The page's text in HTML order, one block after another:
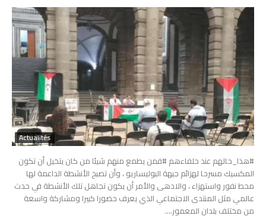
Actualités
#هذا_حالهم عند حلفاءهم #فمن يطمع منهم شيئا من كان يتخيل أن تكون
المكسيك مسرحا لهزائم جبهة البوليساريو ، وأن تصبح الأنشطة الداعمة لها
محط نفور واستهزاء ، والادهى والأمر أن يكون تجاهل تلك الأنشطة في حدث
عالمي مثل المنتدى الاجتماعي الذي يعرف حضورا كبيرا ومشاركة واسعة
من مختلف بلدان المعمور.…